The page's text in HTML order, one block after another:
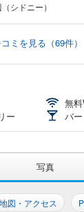
シドニー）
ミを見る（69件）
無
ー バ
写真
地図・アクセス